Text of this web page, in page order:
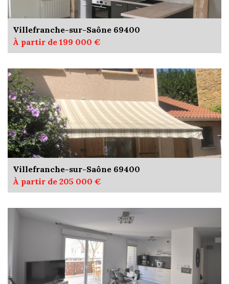
Villefranche-sur-Saône 69400
À partir de 199 000 €
Villefranche-sur-Saône 69400
À partir de 205 000 €